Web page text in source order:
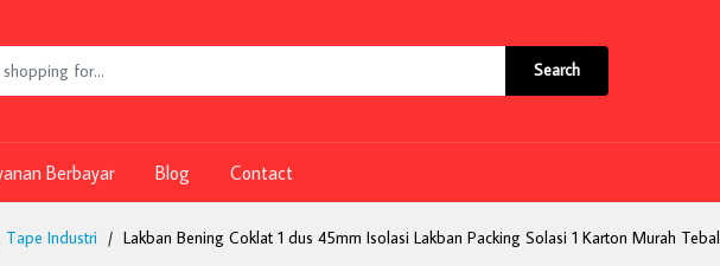
Search
Berbayar Blog Contact
Tape Industri Lakban Bening Coklat 1 dus 45mm Isolasi Lakban Packing Solasi 1 Karton Murah Tebal